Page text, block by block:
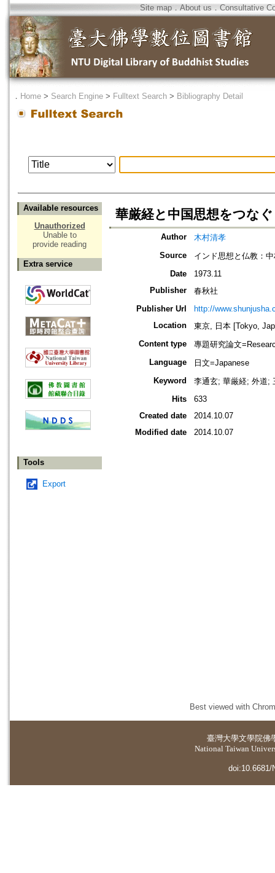
Site map．About us ． Consultative
． Home > Search Engine > Fulltext Search > Bibliography Detail
Available resources
Unauthorized
Unable to
provide reading
Extra service
Tools
Export
華厳経と中国思想をつな
Author
木村清孝
Source
インド思想と仏教：
Date
1973.11
Publisher
春秋社
Publisher Url
http://
Location
東京, 日本 [Tokyo,
Content type
專題研究論文
Language
日文=Japanese
Keyword
李通玄; 華厳経; 外道;
Hits
633
Created date
2014.10.07
Modified date
2014.10.07
Best viewed with
臺灣大學文學院佛
National Taiwan
doi:10.6681/